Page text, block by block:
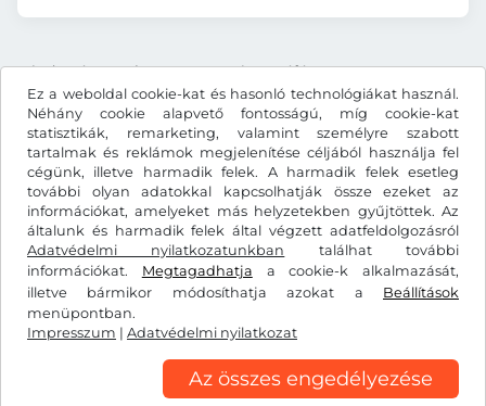
Ez a weboldal cookie-kat és hasonló technológiákat használ.
Néhány cookie alapvető fontosságú, míg cookie-kat
statisztikák, remarketing, valamint személyre szabott
tartalmak és reklámok megjelenítése céljából használja fel
cégünk, illetve harmadik felek. A harmadik felek esetleg
további olyan adatokkal kapcsolhatják össze ezeket az
információkat, amelyeket más helyzetekben gyűjtöttek. Az
általunk és harmadik felek által végzett adatfeldolgozásról
Adatvédelmi nyilatkozatunkban találhat további
információkat. Megtagadhatja a cookie-k alkalmazását,
illetve bármikor módosíthatja azokat a Beállítások
menüpontban.
Impresszum | Adatvédelmi nyilatkozat
Az összes engedélyezése
Minden ár tartalmazza a törvényes áfát.
KčCZK
Facebook Instagram
Általános szerződési feltételek/elállási jog
Adatvédelmi nyilatkozat
Cookie-beállítások